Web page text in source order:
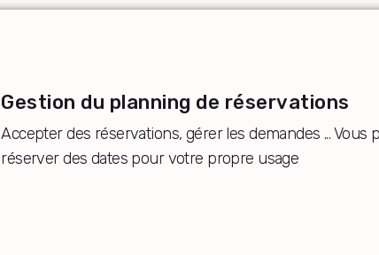
Gestion du planning de réservations
Accepter des réservations, gérer les demandes ... Vous
réserver des dates pour votre propre usage